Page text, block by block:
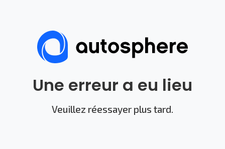
Une erreur a eu lieu
Veuillez réessayer plus tard.